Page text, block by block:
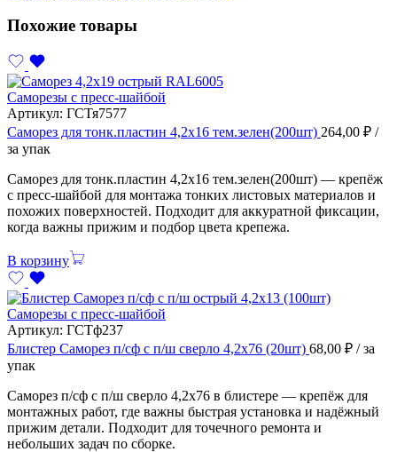
Похожие товары
Саморезы с пресс-шайбой
Артикул: ГСТя7577
Саморез для тонк.пластин 4,2х16 тем.зелен(200шт) 264,00 ₽ /
за упак
Саморез для тонк.пластин 4,2х16 тем.зелен(200шт) — крепёж
с пресс-шайбой для монтажа тонких листовых материалов и
похожих поверхностей. Подходит для аккуратной фиксации,
когда важны прижим и подбор цвета крепежа.
В корзину
Саморезы с пресс-шайбой
Артикул: ГСТф237
Блистер Саморез п/сф с п/ш сверло 4,2х76 (20шт) 68,00 ₽ / за
упак
Саморез п/сф с п/ш сверло 4,2х76 в блистере — крепёж для
монтажных работ, где важны быстрая установка и надёжный
прижим детали. Подходит для точечного ремонта и
небольших задач по сборке.